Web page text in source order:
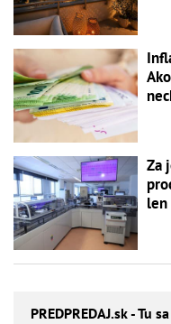
Za
PREDPREDAJ.sk - Tu